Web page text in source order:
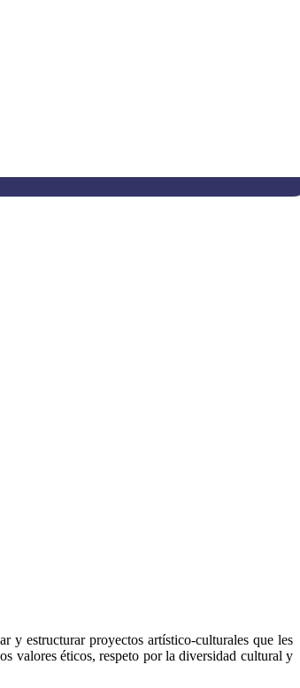
y estructurar proyectos artístico-culturales que les
valores éticos, respeto por la diversidad cultural y